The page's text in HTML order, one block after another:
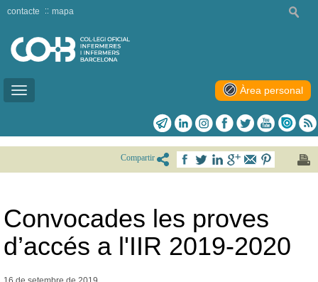
Toggle
contacte mapa
Àrea personal
Compartir
Convocades les proves
d’accés a l'IIR 2019-2020